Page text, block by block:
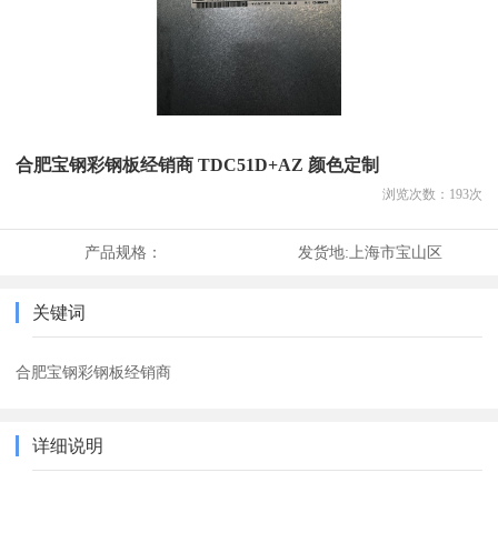
合肥宝钢彩钢板经销商 TDC51D+AZ 颜色定制
浏览次数： 193次
产品规格： 发货地: 上海市宝山区
关键词
合肥宝钢彩钢板经销商
详细说明